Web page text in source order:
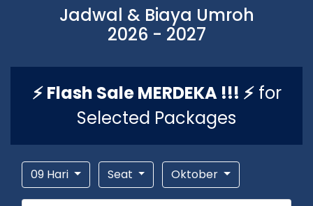
Jadwal & Biaya Umroh
2026 - 2027
⚡ Flash Sale MERDEKA !!! ⚡for
Selected Packages
09 Hari Seat Oktober